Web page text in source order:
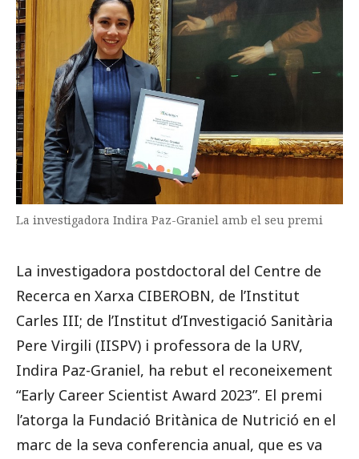
La investigadora Indira Paz-Graniel amb el seu premi
La investigadora postdoctoral del Centre de
Recerca en Xarxa CIBEROBN, de l’Institut
Carles III; de l’Institut d’Investigació Sanitària
Pere Virgili (IISPV) i professora de la URV,
Indira Paz-Graniel, ha rebut el reconeixement
“Early Career Scientist Award 2023”. El premi
l’atorga la Fundació Britànica de Nutrició en el
marc de la seva conferencia anual, que es va